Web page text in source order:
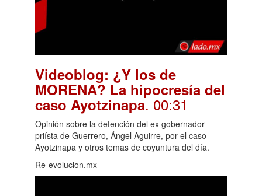
Videoblog: ¿Y los de
MORENA? La hipocresía del
caso Ayotzinapa. 00:31
Opinión sobre la detención del ex gobernador
priísta de Guerrero, Ángel Aguirre, por el caso
Ayotzinapa y otros temas de coyuntura del día.
Re-evolucion.mx